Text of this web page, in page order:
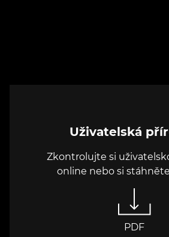
Uživatelská
Zkontrolujte si
online nebo si
PDF